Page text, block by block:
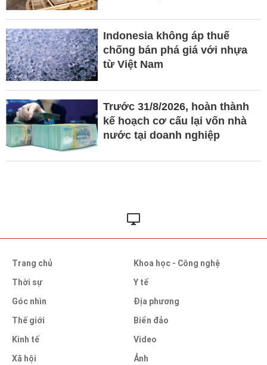
Indonesia không áp thuế
chống bán phá giá với nhựa
từ Việt Nam
Trước 31/8/2026, hoàn thành
kế hoạch cơ cấu lại vốn nhà
nước tại doanh nghiệp
Trang chủ
Thời sự
Góc nhìn
Thế giới
Kinh tế
Xã hội
Khoa học - Công nghệ
Y tế
Địa phương
Biển đảo
Video
Ảnh